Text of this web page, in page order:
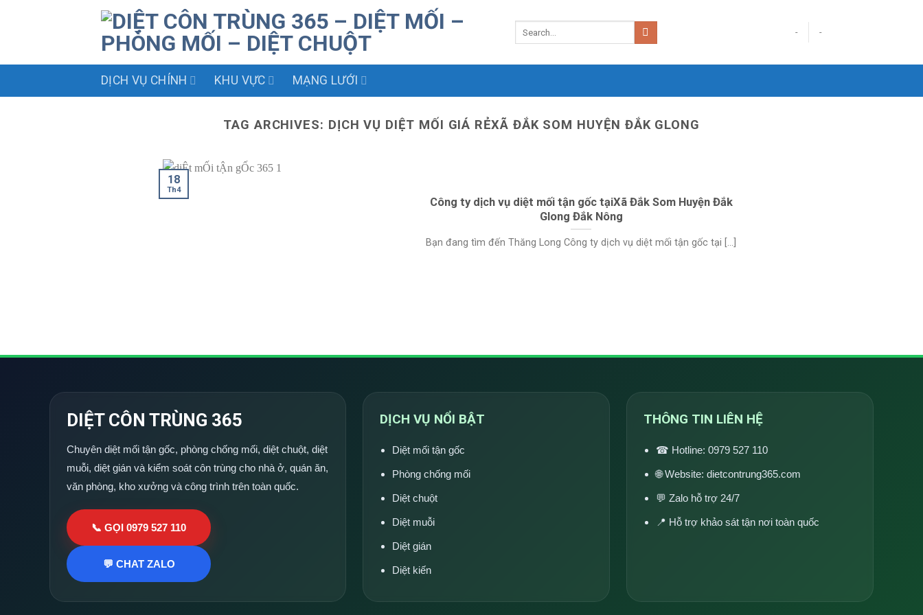
- -
DỊCH VỤ CHÍNH KHU VỰC MẠNG LƯỚI
TAG ARCHIVES: DỊCH VỤ DIỆT MỐI GIÁ RẺXÃ ĐẮK SOM HUYỆN ĐẮK GLONG
Công ty dịch vụ diệt mối tận gốc tạiXã Đắk Som Huyện Đắk
Glong Đắk Nông
Bạn đang tìm đến Thăng Long Công ty dịch vụ diệt mối tận gốc tại [...]
18
Th4
DIỆT CÔN TRÙNG 365
Chuyên diệt mối tận gốc, phòng chống mối, diệt chuột, diệt
muỗi, diệt gián và kiểm soát côn trùng cho nhà ở, quán ăn,
văn phòng, kho xưởng và công trình trên toàn quốc.
📞 GỌI 0979 527 110
💬 CHAT ZALO
DỊCH VỤ NỔI BẬT
Diệt mối tận gốc
Phòng chống mối
Diệt chuột
Diệt muỗi
Diệt gián
Diệt kiến
THÔNG TIN LIÊN HỆ
☎ Hotline: 0979 527 110
🌐 Website: dietcontrung365.com
💬 Zalo hỗ trợ 24/7
📍 Hỗ trợ khảo sát tận nơi toàn quốc